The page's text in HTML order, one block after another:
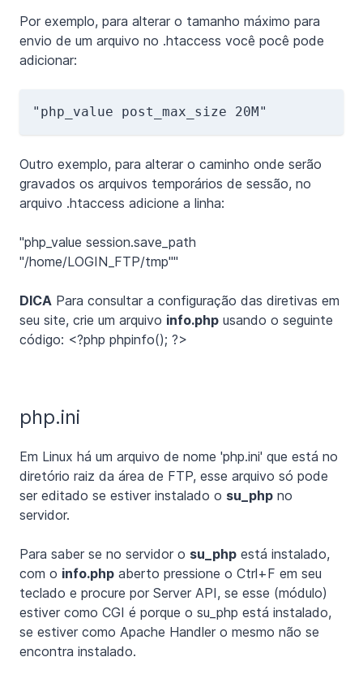
Por exemplo, para alterar o tamanho máximo para
envio de um arquivo no .htaccess você pocê pode
adicionar:
Outro exemplo, para alterar o caminho onde serão
gravados os arquivos temporários de sessão, no
arquivo .htaccess adicione a linha:
"php_value session.save_path
"/home/LOGIN_FTP/tmp""
DICA Para consultar a configuração das diretivas em
seu site, crie um arquivo info.php usando o seguinte
código: <?php phpinfo(); ?>
php.ini
Em Linux há um arquivo de nome 'php.ini' que está no
diretório raiz da área de FTP, esse arquivo só pode
ser editado se estiver instalado o su_php no
servidor.
Para saber se no servidor o su_php está instalado,
com o info.php aberto pressione o Ctrl+F em seu
teclado e procure por Server API, se esse (módulo)
estiver como CGI é porque o su_php está instalado,
se estiver como Apache Handler o mesmo não se
encontra instalado.